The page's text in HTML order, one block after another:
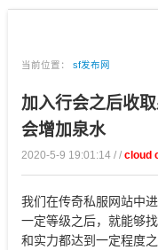
当前位置： sf发布网
加入行会之后收
会增加泉水
2020-5-9 19:01:14 / / cloud
我们在传奇私服网站中
一定等级之后，就能够
和实力都达到一定程度